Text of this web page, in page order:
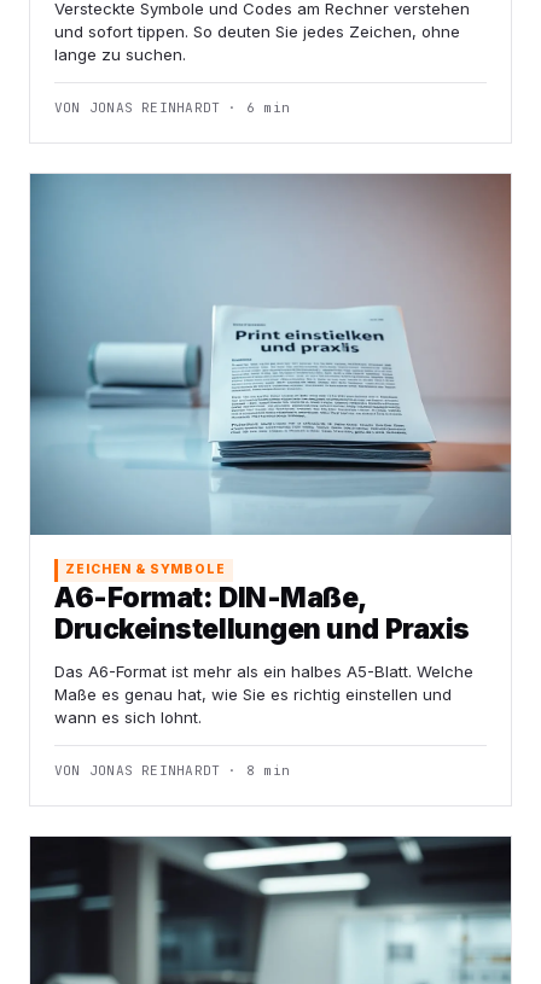
Versteckte Symbole und Codes am Rechner verstehen
und sofort tippen. So deuten Sie jedes Zeichen, ohne
lange zu suchen.
VON JONAS REINHARDT · 6 min
ZEICHEN & SYMBOLE
A6-Format: DIN-Maße,
Druckeinstellungen und Praxis
Das A6-Format ist mehr als ein halbes A5-Blatt. Welche
Maße es genau hat, wie Sie es richtig einstellen und
wann es sich lohnt.
VON JONAS REINHARDT · 8 min